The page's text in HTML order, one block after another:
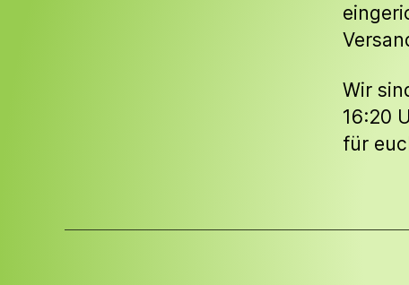
Wir
16:20
für